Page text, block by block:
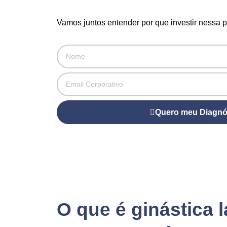
Vamos juntos entender por que investir nessa
Quero meu
O que é ginástica